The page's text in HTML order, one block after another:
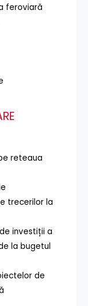
feroviară
reteaua
trecerilor la
investiții a
la bugetul
de